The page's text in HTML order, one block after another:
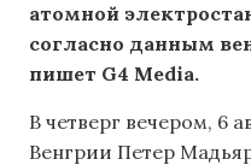
атомной
согласно данным
пишет G4 Media.
В четверг вечером, 6
Венгрии Петер